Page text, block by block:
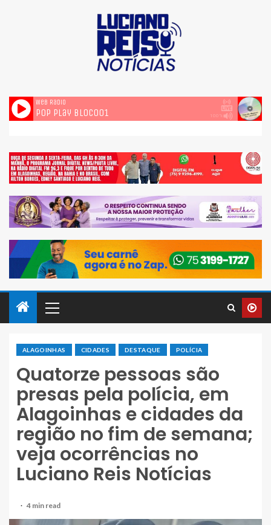
ALAGOINHAS CIDADES DESTAQUE POLÍCIA
Quatorze pessoas são
presas pela polícia, em
Alagoinhas e cidades da
região no fim de semana;
veja ocorrências no
Luciano Reis Notícias
4 min read